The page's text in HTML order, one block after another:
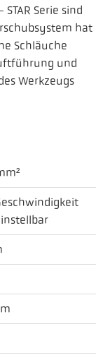
Serie sind
hat
Schläuche
und
Werkzeugs